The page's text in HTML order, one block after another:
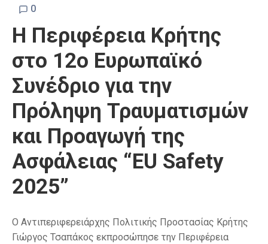
0
Η Περιφέρεια Κρήτης
στο 12ο Ευρωπαϊκό
Συνέδριο για την
Πρόληψη Τραυματισμών
και Προαγωγή της
Ασφάλειας “EU Safety
2025”
Ο Αντιπεριφερειάρχης Πολιτικής Προστασίας Κρήτης
Γιώργος Τσαπάκος εκπροσώπησε την Περιφέρεια